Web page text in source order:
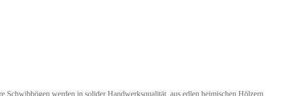
Schwibbögen werden in solider Handwerksqualität aus edlen heimischen Hölzern